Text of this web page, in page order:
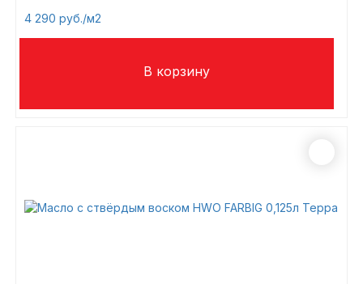
4 290 /м2